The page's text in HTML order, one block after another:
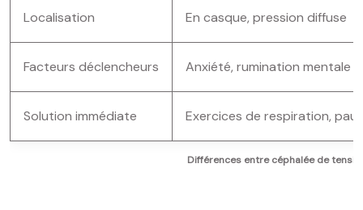
Différences entre céphalée de
Localisation En casque, pression diffuse
Facteurs déclencheurs Anxiété, rumination mentale
Solution immédiate Exercices de respiration,